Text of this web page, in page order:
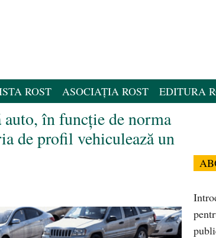
ROST ASOCIAȚIA ROST EDITURA
în funcție de norma
de profil vehiculează un